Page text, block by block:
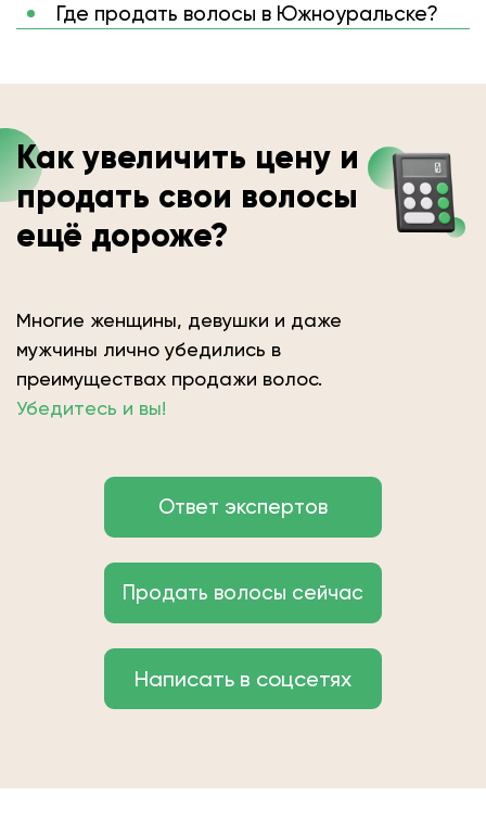
Где продать волосы в Южноуральске?
Как увеличить цену и
продать свои волосы
ещё дороже?
Многие женщины, девушки и даже
мужчины лично убедились в
преимуществах продажи волос.
Убедитесь и вы!
Ответ экспертов
Продать волосы сейчас
Написать в соцсетях